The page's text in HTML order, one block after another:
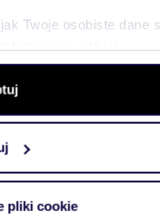
Twoje osobiste dane
możesz zmienić
i analizować ruch w
z naszej witryny,
te informacje z
pliki cookie
89,90